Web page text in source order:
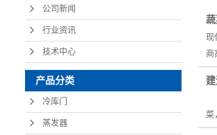
公司新闻
行业资讯
技术中心
产品分类
冷库门
蒸发器
现
商
菜